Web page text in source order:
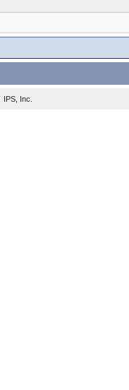
IPS, Inc